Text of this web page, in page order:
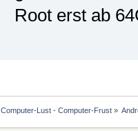
Root erst ab
Computer-Lust - Computer-Frust»